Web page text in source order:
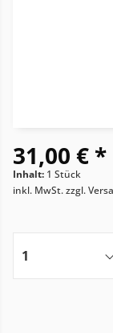
31,00 € *
Inhalt: 1 Stück
inkl. MwSt.zzgl.